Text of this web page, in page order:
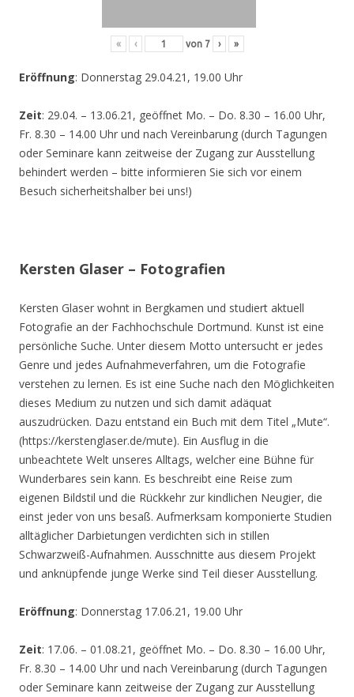
« ‹ von 7 › »
Eröffnung: Donnerstag 29.04.21, 19.00 Uhr
Zeit: 29.04. – 13.06.21, geöffnet Mo. – Do. 8.30 – 16.00 Uhr,
Fr. 8.30 – 14.00 Uhr und nach Vereinbarung (durch Tagungen
oder Seminare kann zeitweise der Zugang zur Ausstellung
behindert werden – bitte informieren Sie sich vor einem
Besuch sicherheitshalber bei uns!)
Kersten Glaser – Fotografien
Kersten Glaser wohnt in Bergkamen und studiert aktuell
Fotografie an der Fachhochschule Dortmund. Kunst ist eine
persönliche Suche. Unter diesem Motto untersucht er jedes
Genre und jedes Aufnahmeverfahren, um die Fotografie
verstehen zu lernen. Es ist eine Suche nach den Möglichkeiten
dieses Medium zu nutzen und sich damit adäquat
auszudrücken. Dazu entstand ein Buch mit dem Titel „Mute“.
(https://kerstenglaser.de/mute). Ein Ausflug in die
unbeachtete Welt unseres Alltags, welcher eine Bühne für
Wunderbares sein kann. Es beschreibt eine Reise zum
eigenen Bildstil und die Rückkehr zur kindlichen Neugier, die
einst jeder von uns besaß. Aufmerksam komponierte Studien
alltäglicher Darbietungen verdichten sich in stillen
Schwarzweiß-Aufnahmen. Ausschnitte aus diesem Projekt
und anknüpfende junge Werke sind Teil dieser Ausstellung.
Eröffnung: Donnerstag 17.06.21, 19.00 Uhr
Zeit: 17.06. – 01.08.21, geöffnet Mo. – Do. 8.30 – 16.00 Uhr,
Fr. 8.30 – 14.00 Uhr und nach Vereinbarung (durch Tagungen
oder Seminare kann zeitweise der Zugang zur Ausstellung